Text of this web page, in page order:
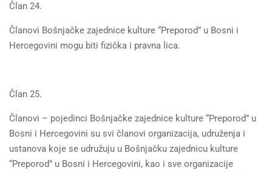
Član 24.
Članovi Bošnjačke zajednice kulture “Preporod” u Bosni i
Hercegovini mogu biti fizička i pravna lica.
Član 25.
Članovi – pojedinci Bošnjačke zajednice kulture “Preporod” u
Bosni i Hercegovini su svi članovi organizacija, udruženja i
ustanova koje se udružuju u Bošnjačku zajednicu kulture
“Preporod” u Bosni i Hercegovini, kao i sve organizacije